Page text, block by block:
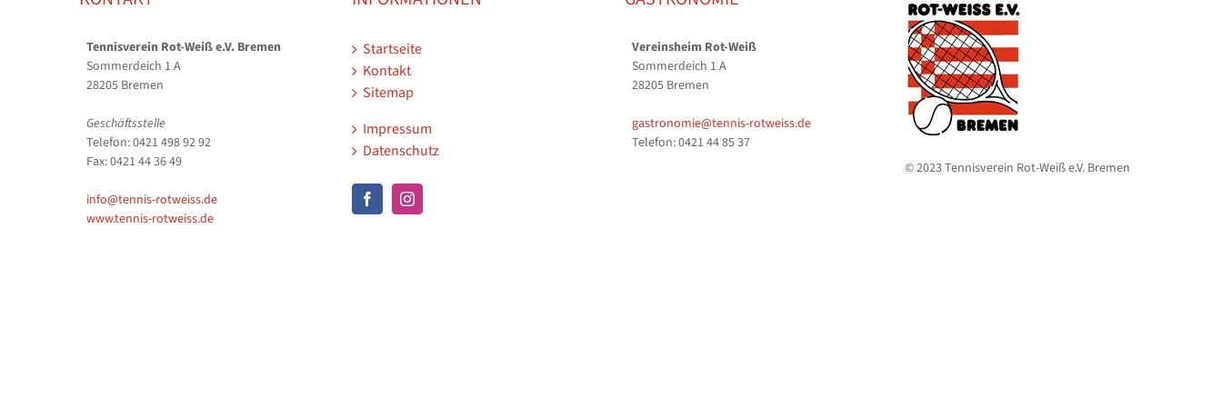
Tennisverein Rot-Weiß e.V. Bremen
Sommerdeich 1 A
28205 Bremen
Geschäftsstelle
Telefon: 0421 498 92 92
Fax: 0421 44 36 49
info@tennis-rotweiss.de
www.tennis-rotweiss.de
Startseite
Kontakt
Sitemap
Impressum
Datenschutz
Vereinsheim Rot-Weiß
Sommerdeich 1 A
28205 Bremen
gastronomie@tennis-rotweiss.de
Telefon: 0421 44 85 37
© 2023 Tennisverein Rot-Weiß e.V. Bremen